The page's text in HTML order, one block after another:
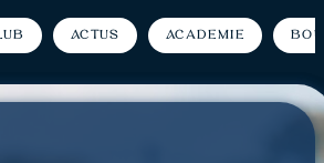
Actus Académie